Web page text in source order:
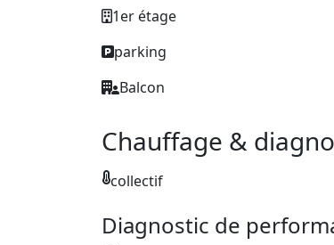
1er étage
parking
Balcon
Chauffage &
collectif
Diagnostic de